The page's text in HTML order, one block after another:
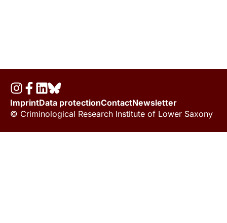
ImprintData protectionContactNewsletter
© Criminological Research Institute of Lower Saxony